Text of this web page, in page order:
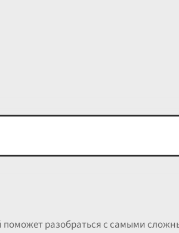
поможет разобраться с самыми